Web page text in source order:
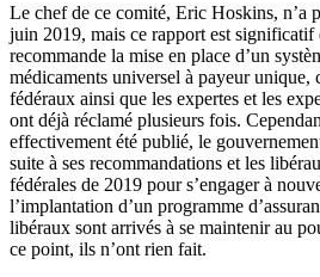
Le chef de ce comité, Eric Hoskins, n’a
juin 2019, mais ce rapport est significatif
recommande la mise en place d’un
médicaments universel à payeur unique,
fédéraux ainsi que les expertes et les
ont déjà réclamé plusieurs fois.
effectivement été publié, le
suite à ses recommandations et les
fédérales de 2019 pour s’engager à
l’implantation d’un programme
libéraux sont arrivés à se maintenir au
ce point, ils n’ont rien fait.